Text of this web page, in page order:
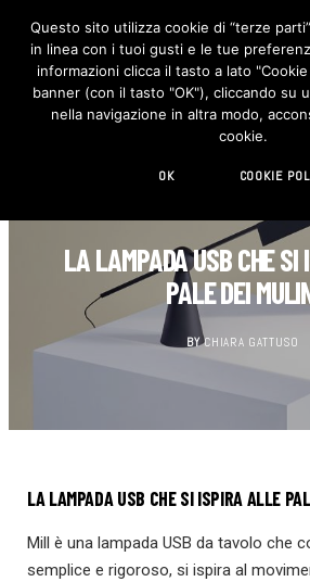
LA LAMPADA USB CHE SI
PALE DEI
BY CHIARA GATTUSO
LA LAMPADA USB CHE SI ISPIRA ALLE
Mill è una lampada USB da tavolo che
semplice e rigoroso, si ispira al
Questo sito utilizza cookie di “terze
in linea con i tuoi gusti e le tue
informazioni clicca il tasto a lato
banner (con il tasto "OK"), cliccando su
nella navigazione in altra modo,
cookie.
OK COOKIE